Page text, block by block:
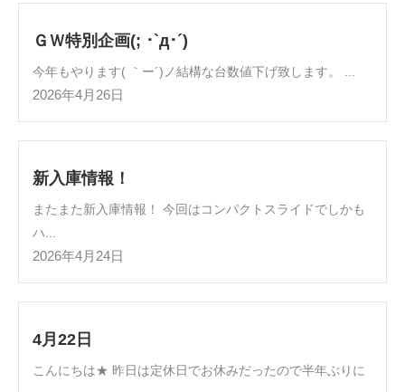
ＧＷ特別企画(; ･`д･´)
今年もやります( ｀ー´)ノ結構な台数値下げ致します。 ...
2026年4月26日
新入庫情報！
またまた新入庫情報！ 今回はコンパクトスライドでしかも
ハ...
2026年4月24日
4月22日
こんにちは★ 昨日は定休日でお休みだったので半年ぶりに